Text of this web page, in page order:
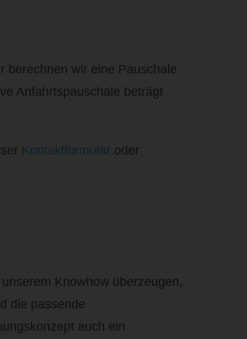
berechnen wir eine Pauschale
Anfahrtspauschale beträgt
Kontaktformular oder
Knowhow überzeugen,
die passende
auch ein